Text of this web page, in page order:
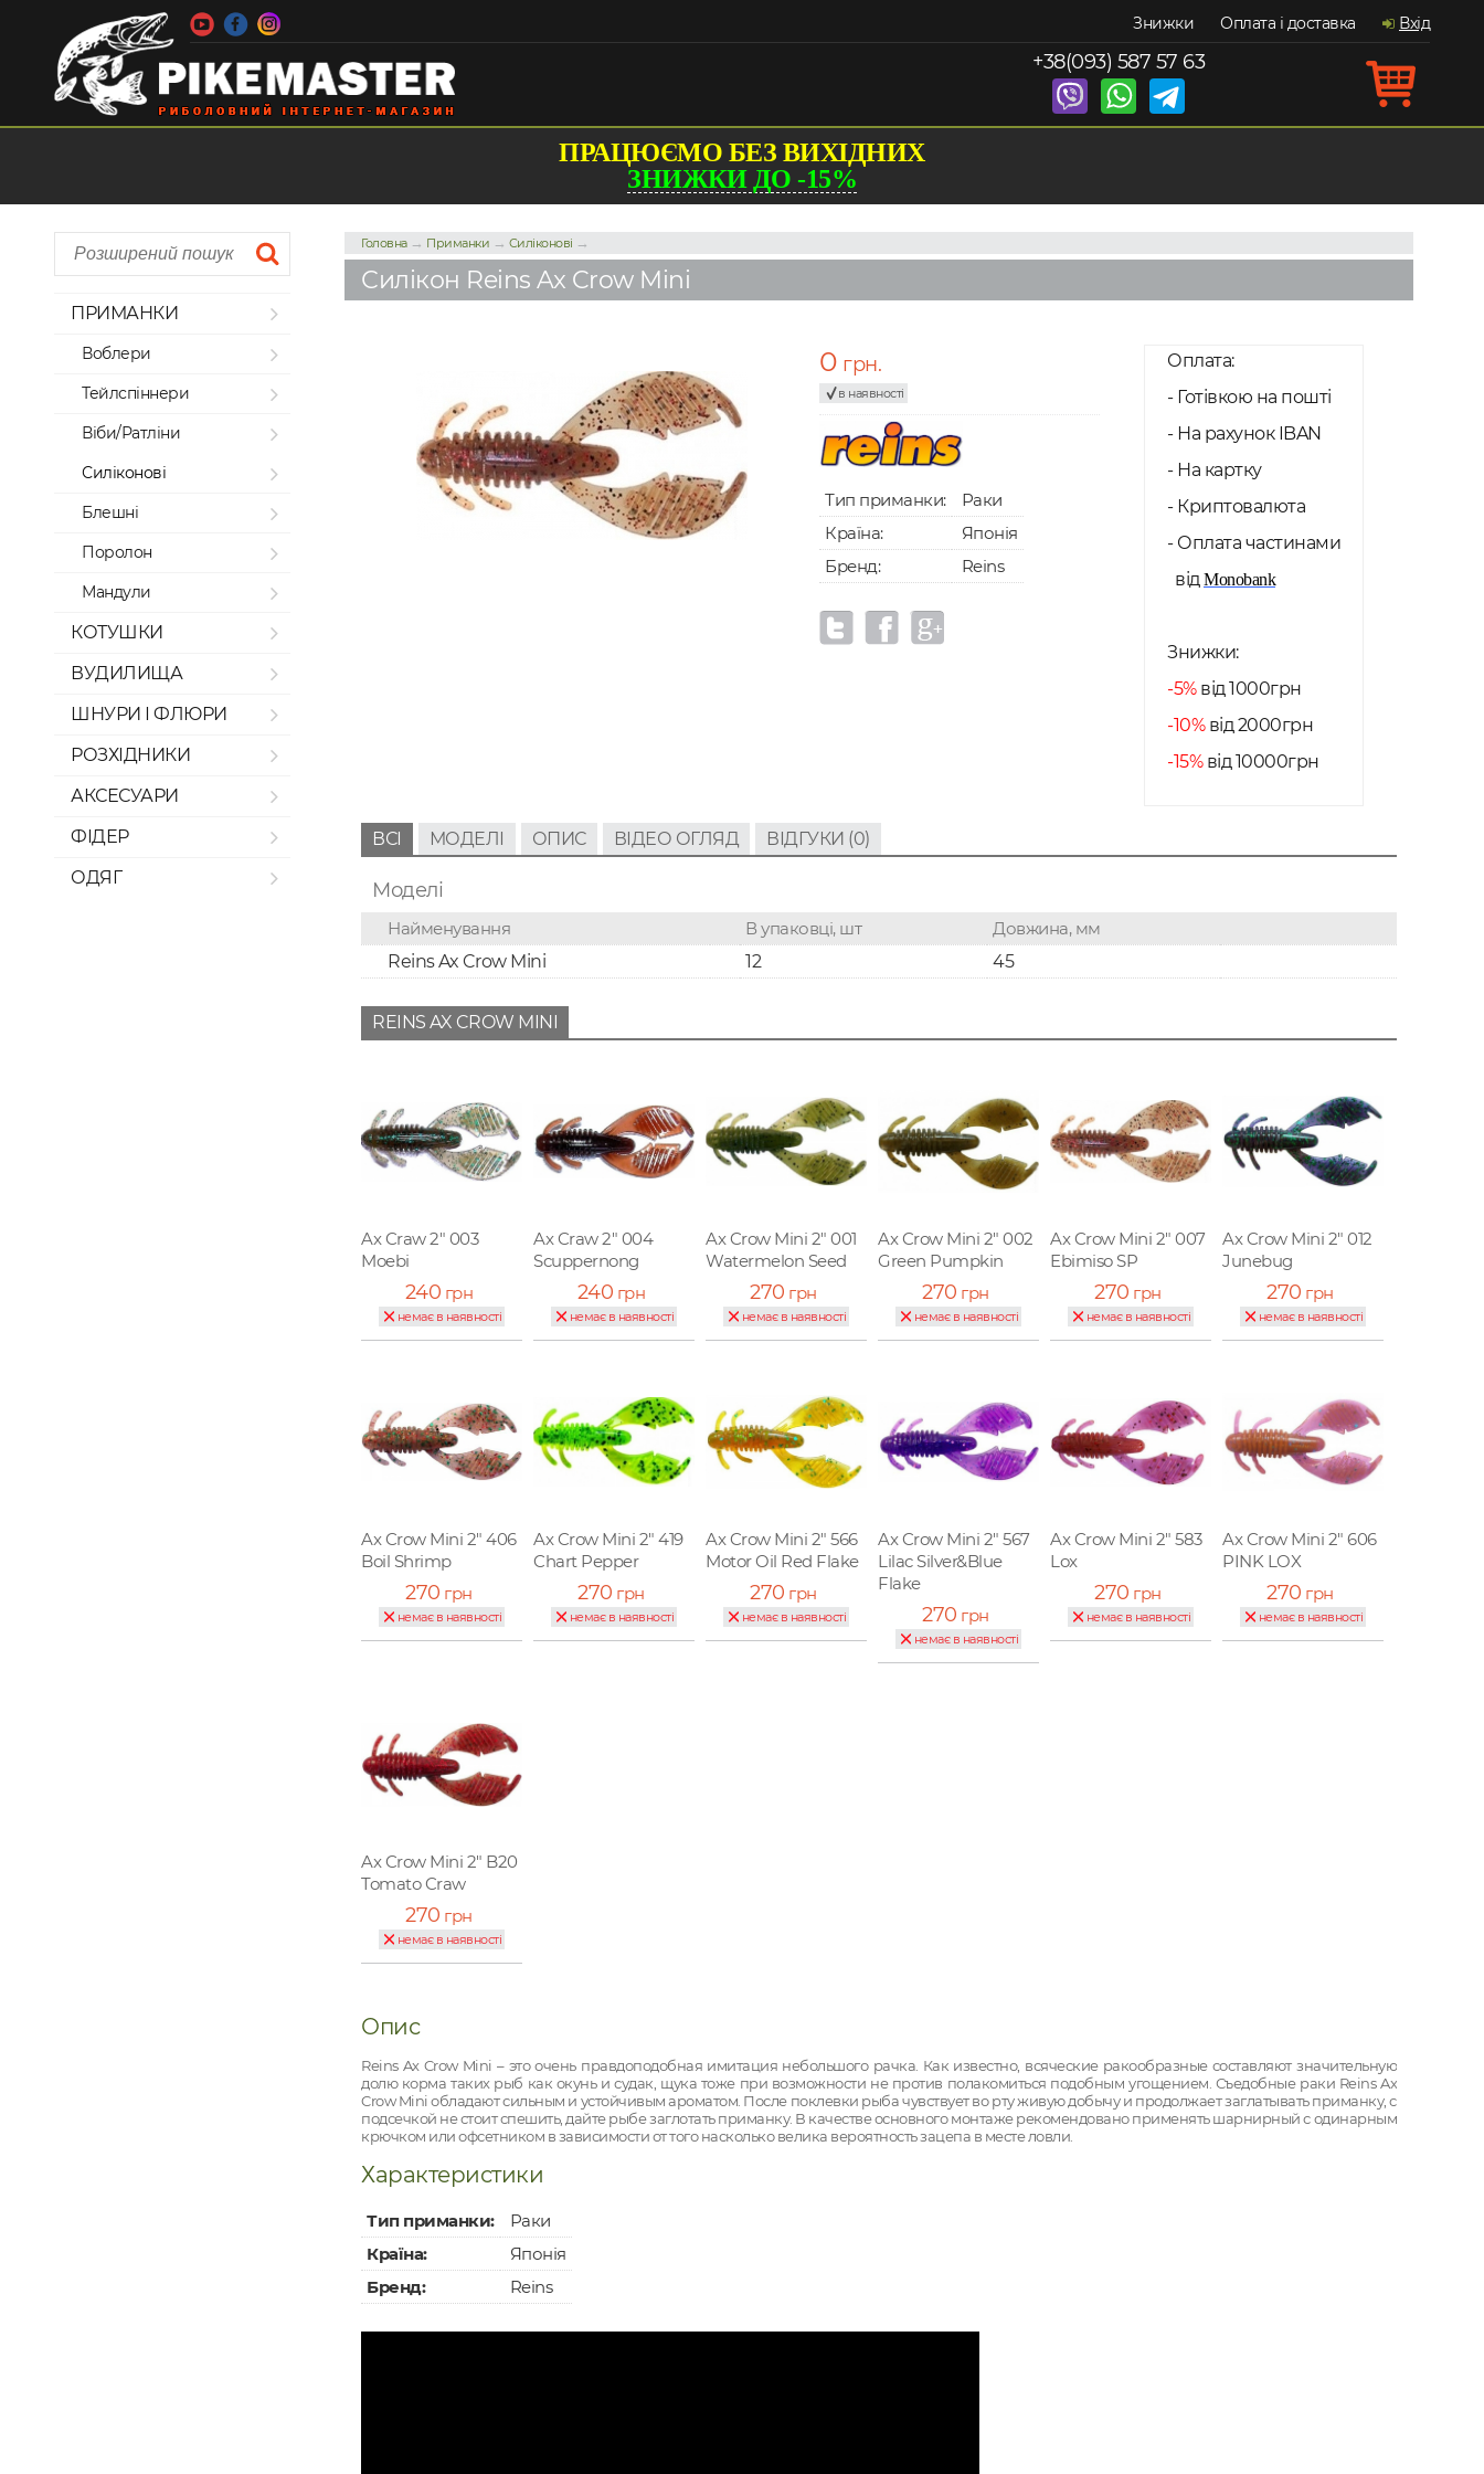
Знижки Оплата і доставка Вхід
+38(093) 587 57 63
ПРАЦЮЄМО БЕЗ ВИХІДНИХ
ЗНИЖКИ ДО -15%
ПРИМАНКИ
Воблери
Тейлспіннери
Віби/Ратліни
Силіконові
Блешні
Поролон
Мандули
КОТУШКИ
ВУДИЛИЩА
ШНУРИ І ФЛЮРИ
РОЗХІДНИКИ
АКСЕСУАРИ
ФІДЕР
ОДЯГ
Головна→ Приманки → Силіконові →
Силікон Reins Ax Crow Mini
Оплата:
- Готівкою на пошті
- На рахунок IBAN
- На картку
- Криптовалюта
- Оплата частинами
відMonobank
Знижки:
-5%від 1000грн
-10%від 2000грн
-15%від 10000грн
0 грн.
в наявності
Тип приманки:
Раки
Країна:
Японія
Бренд:
Reins
ВСІ МОДЕЛІ ОПИС ВІДЕО ОГЛЯД ВІДГУКИ (0)
Моделі
Найменування В упаковці, шт
Довжина, мм
Reins Ax Crow Mini
12 45
REINS AX CROW MINI
Ax Craw 2" 003
Moebi
240 грн
немає в наявності
Ax Craw 2" 004
Scuppernong
240 грн
немає в наявності
Ax Crow Mini 2" 001
Watermelon Seed
270 грн
немає в наявності
Ax Crow Mini 2" 002
Green Pumpkin
270 грн
немає в наявності
Ax Crow Mini 2" 007
Ebimiso SP
270 грн
немає в наявності
Ax Crow Mini 2" 012
Junebug
270 грн
немає в наявності
Ax Crow Mini 2" 406
Boil Shrimp
270 грн
немає в наявності
Ax Crow Mini 2" 419
Chart Pepper
270 грн
немає в наявності
Ax Crow Mini 2" 566
Motor Oil Red Flake
270 грн
немає в наявності
Ax Crow Mini 2" 567
Lilac Silver&Blue
Flake
270 грн
немає в наявності
Ax Crow Mini 2" 583
Lox
270 грн
немає в наявності
Ax Crow Mini 2" 606
PINK LOX
270 грн
немає в наявності
Ax Crow Mini 2" B20
Tomato Craw
270 грн
немає в наявності
Опис
Reins Ax Crow Mini – это очень правдоподобная имитация небольшого рачка. Как известно, всяческие ракообразные составляют значительную
долю корма таких рыб как окунь и судак, щука тоже при возможности не против полакомиться подобным угощением. Съедобные раки Reins Ax
Crow Mini обладают сильным и устойчивым ароматом. После поклевки рыба чувствует во рту живую добычу и продолжает заглатывать приманку, с
подсечкой не стоит спешить, дайте рыбе заглотать приманку. В качестве основного монтаже рекомендовано применять шарнирный с одинарным
крючком или офсетником в зависимости от того насколько велика вероятность зацепа в месте ловли.
Характеристики
Тип приманки:
Раки
Країна:
Японія
Бренд:
Reins